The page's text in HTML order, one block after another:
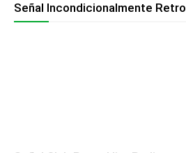
Señal Incondicionalmente Retro